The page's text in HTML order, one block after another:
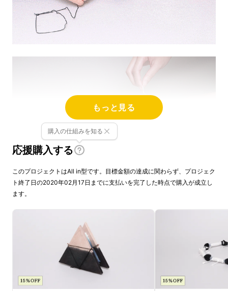
絞り染めスカーフ“ TOCHU（トチュウ）”と
「工芸は、プロセスが面白い。」
ころに着目し、制作の“途中”で止めて、製品化
したスカーフのことです。
TOCHUを完成させ
るのは、職人ではなく使い手となります。
の子絞りの職人、 “たばた絞り”とKYOTO T5
もっと見る
応援購入する
購入の仕組みを知る
このプロジェクトはAll in型です。目標金額の達成に関わらず、プロジェク
ト終了日の2020年02月17日までに支払いを完了した時点で購入が成立し
ます。